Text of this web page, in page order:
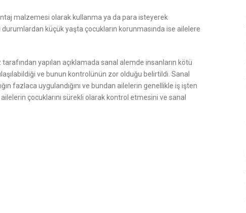
malzemesi olarak kullanma ya da para isteyerek
küçük yaşta çocukların korunmasında ise ailelere
yapılan açıklamada sanal alemde insanların kötü
ve bunun kontrolünün zor olduğu belirtildi. Sanal
fazlaca uygulandığını ve bundan ailelerin genellikle iş işten
çocuklarını sürekli olarak kontrol etmesini ve sanal